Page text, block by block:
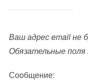
Ваш адрес email не
Обязательные
Сообщение: